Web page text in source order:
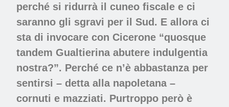
perché si ridurrà il cuneo fiscale e ci
saranno gli sgravi per il Sud. E allora ci
sta di invocare con Cicerone “quosque
tandem Gualtierina abutere indulgentia
nostra?”. Perché ce n’è abbastanza per
sentirsi – detta alla napoletana –
cornuti e mazziati. Purtroppo però è